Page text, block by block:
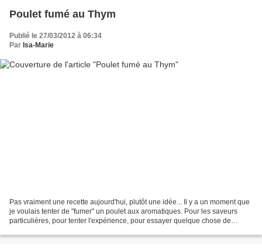
Poulet fumé au Thym
Publié le 27/03/2012 à 06:34
Par Isa-Marie
Pas vraiment une recette aujourd'hui, plutôt une idée... Il y a un moment que
je voulais tenter de "fumer" un poulet aux aromatiques. Pour les saveurs
particulières, pour tenter l'expérience, pour essayer quelque chose de